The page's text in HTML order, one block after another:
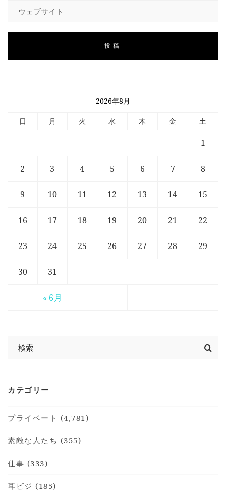
2026年8月
日 月 火 水 木 金 土
« 6月
1
2 3 4 5 6 7 8
9 10 11 12 13 14 15
16 17 18 19 20 21 22
23 24 25 26 27 28 29
30 31
カテゴリー
プライベート (4,781)
素敵な人たち (355)
仕事 (333)
耳ビジ (185)